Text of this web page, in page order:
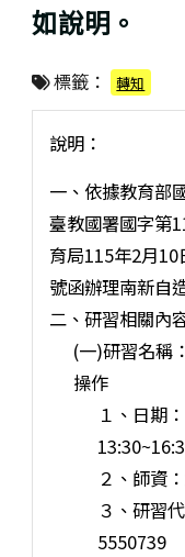
如說明。
標籤： 轉知
說明：
一、依據教育部
臺教國署國字第
育局115年2月
號函辦理南新自
二、研習相關內
(一)研習名稱
操作
１、日期
２、師資
３、研習
5550739